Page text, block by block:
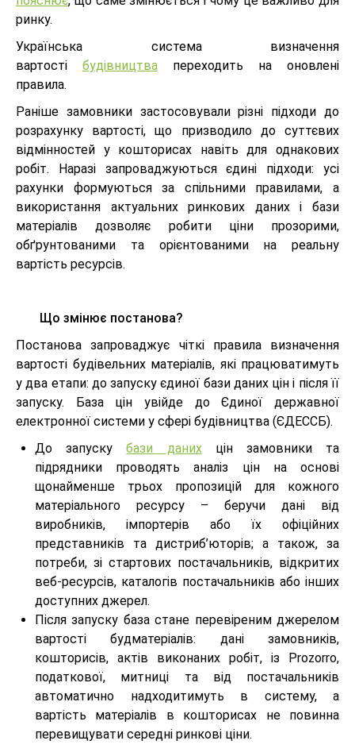
ринку.
Українська система визначення
вартості будівництва переходить на оновлені
правила.
Раніше замовники застосовували різні підходи до
розрахунку вартості, що призводило до суттєвих
відмінностей у кошторисах навіть для однакових
робіт. Наразі запроваджуються єдині підходи: усі
рахунки формуються за спільними правилами, а
використання актуальних ринкових даних і бази
матеріалів дозволяє робити ціни прозорими,
обґрунтованими та орієнтованими на реальну
вартість ресурсів.
Що змінює постанова?
Постанова запроваджує чіткі правила визначення
вартості будівельних матеріалів, які працюватимуть
у два етапи: до запуску єдиної бази даних цін і після її
запуску. База цін увійде до Єдиної державної
електронної системи у сфері будівництва (ЄДЕССБ).
До запускубази данихцін замовники та
підрядники проводять аналіз цін на основі
щонайменше трьох пропозицій для кожного
матеріального ресурсу – беручи дані від
виробників, імпортерів або їх офіційних
представників та дистриб’юторів; а також, за
потреби, зі стартових постачальників, відкритих
веб-ресурсів, каталогів постачальників або інших
доступних джерел.
Після запуску база стане перевіреним джерелом
вартості будматеріалів: дані замовників,
кошторисів, актів виконаних робіт, із Prozorro,
податкової, митниці та від постачальників
автоматично надходитимуть в систему, а
вартість матеріалів в кошторисах не повинна
перевищувати середні ринкові ціни.